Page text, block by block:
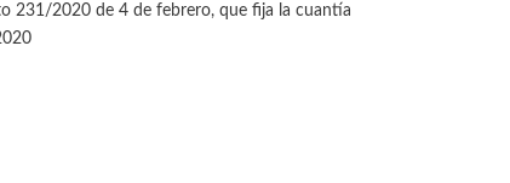
231/2020 de 4 de febrero, que fija la cuantía